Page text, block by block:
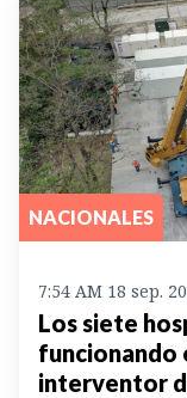
NACIONALES
7:54 AM 18 sep.
Los siete
funcionando
interventor